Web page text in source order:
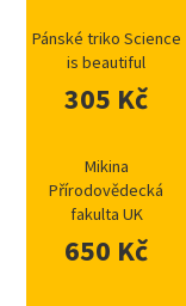
Pánské triko Science
is beautiful
305 Kč
Mikina
Přírodovědecká
fakulta UK
650 Kč